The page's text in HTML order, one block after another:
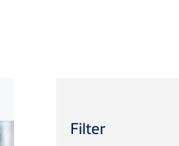
Filter